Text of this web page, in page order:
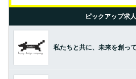
ピックアップ求人
私たちと共に、未来を創っ